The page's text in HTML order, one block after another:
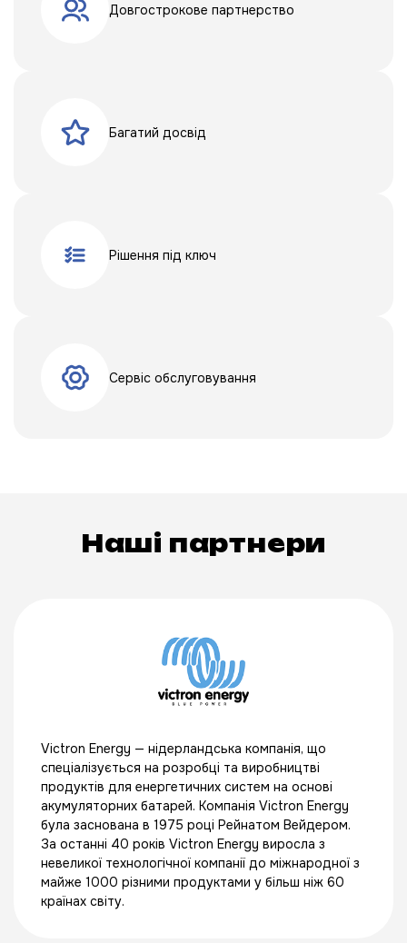
Довгострокове партнерство
Багатий досвід
Рішення під ключ
Сервіс обслуговування
Наші партнери
Victron Energy — нідерландська компанія, що
спеціалізується на розробці та виробництві
продуктів для енергетичних систем на основі
акумуляторних батарей. Компанія Victron Energy
була заснована в 1975 році Рейнатом Вейдером.
За останні 40 років Victron Energy виросла з
невеликої технологічної компанії до міжнародної з
майже 1000 різними продуктами у більш ніж 60
країнах світу.